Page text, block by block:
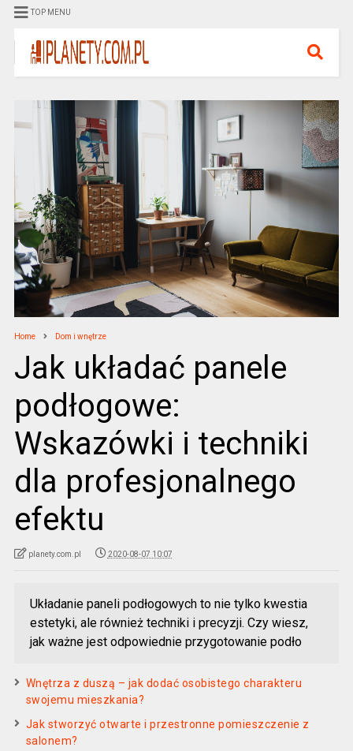
TOP MENU
Home Dom i wnętrze
Jak układać panele
podłogowe:
Wskazówki i techniki
dla profesjonalnego
efektu
planety.com.pl 2020-08-07 10:07
Układanie paneli podłogowych to nie tylko kwestia
estetyki, ale również techniki i precyzji. Czy wiesz,
jak ważne jest odpowiednie przygotowanie podło
Wnętrza z duszą – jak dodać osobistego charakteru
swojemu mieszkania?
Jak stworzyć otwarte i przestronne pomieszczenie z
salonem?